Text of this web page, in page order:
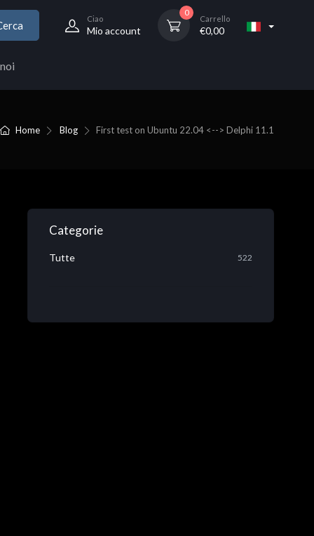
Ciao
Mio account
0
Carrello
€0,00
Home Blog First test on Ubuntu 22.04 <--> Delphi 11.1
Categorie
Tutte 522